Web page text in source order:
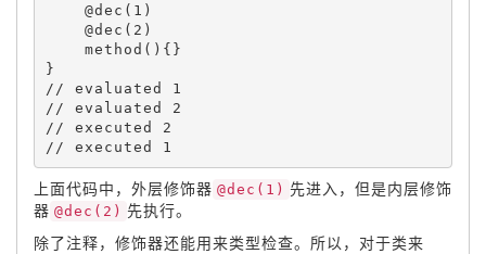
    @
dec ( 1 )
    @
dec ( 2 )
method ( ) { }
}
上面代码中，外层修饰器 @dec(1) 先进入，但是内层修饰
器 @dec(2) 先执行。
除了注释，修饰器还能用来类型检查。所以，对于类来